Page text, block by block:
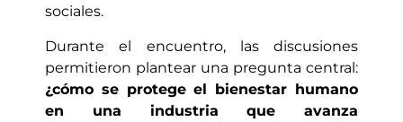
sociales.
Durante el encuentro, las discusiones
permitieron plantear una pregunta central:
¿cómo se protege el bienestar humano
en una industria que avanza